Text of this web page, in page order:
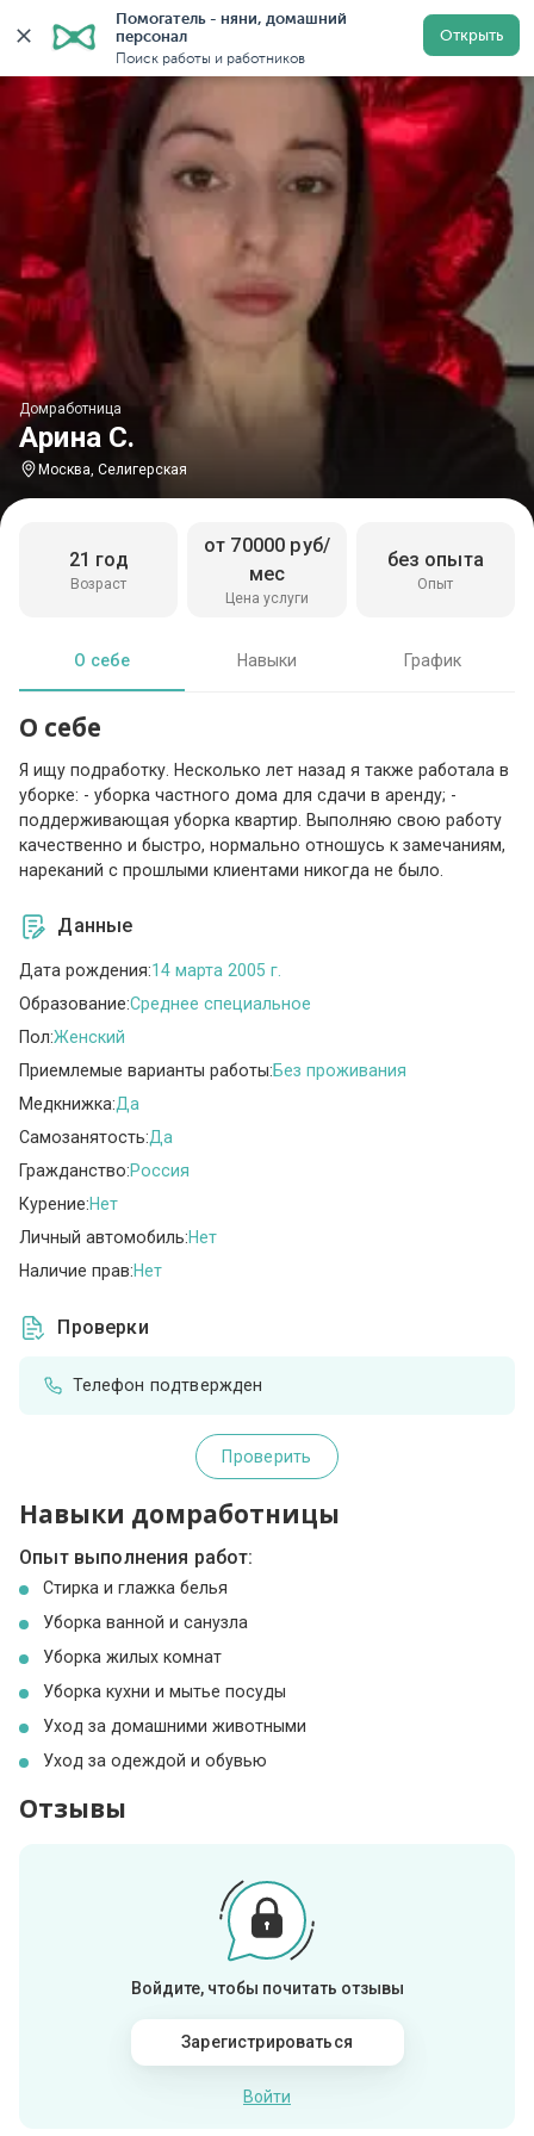
Помогатель - няни, домашний
персонал
Поиск работы и работников
Открыть
Главная Домработницы Домработницы в Москве
Арина С.
Домработница
Москва, Селигерская
Возраст
21 год
Цена услуги
от 70000 руб/
мес
Опыт
без опыта
О себе Навыки График
О себе
Я ищу подработку. Несколько лет назад я также работала в
уборке: - уборка частного дома для сдачи в аренду; -
поддерживающая уборка квартир. Выполняю свою работу
качественно и быстро, нормально отношусь к замечаниям,
нареканий с прошлыми клиентами никогда не было.
Данные
Дата рождения:14 марта 2005 г.
Образование:Среднее специальное
Пол:Женский
Приемлемые варианты работы:Без проживания
Медкнижка:Да
Самозанятость:Да
Гражданство:Россия
Курение:Нет
Личный автомобиль:Нет
Наличие прав:Нет
Проверки
Телефон подтвержден
Проверить
Навыки домработницы
Опыт выполнения работ:
Стирка и глажка белья
Уборка ванной и санузла
Уборка жилых комнат
Уборка кухни и мытье посуды
Уход за домашними животными
Уход за одеждой и обувью
Отзывы
Войдите, чтобы почитать отзывы
Зарегистрироваться
Войти